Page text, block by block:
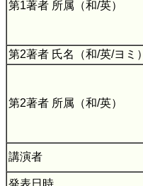
第1著者 所属（和/英）
第2著者 氏名（和/英/ヨミ）
第2著者 所属（和/英）
講演者
発表日時